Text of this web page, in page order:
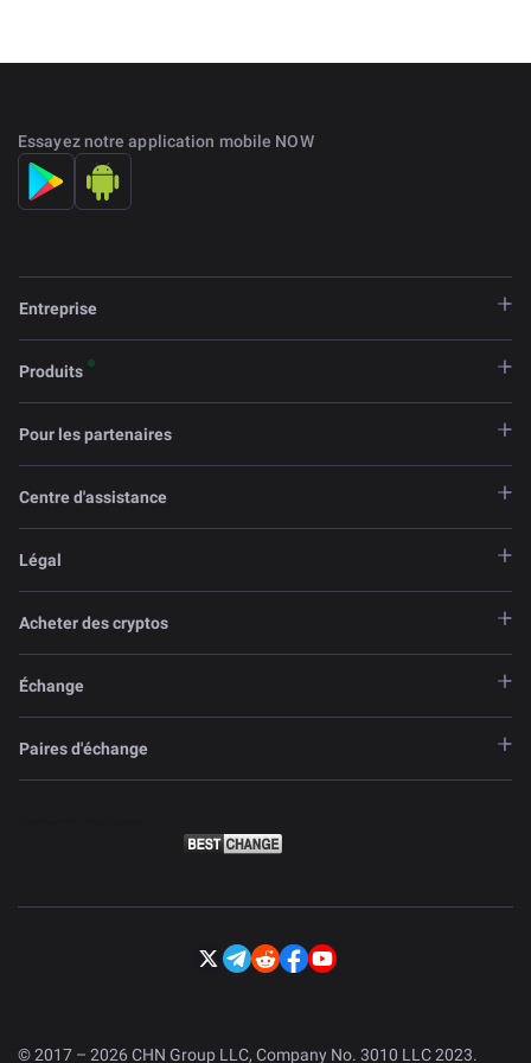
Essayez notre application mobile NOW
Entreprise
Produits
Pour les partenaires
Centre d'assistance
Légal
Acheter des cryptos
Échange
Paires d'échange
© 2017 – 2026 CHN Group LLC, Company No. 3010 LLC 2023.